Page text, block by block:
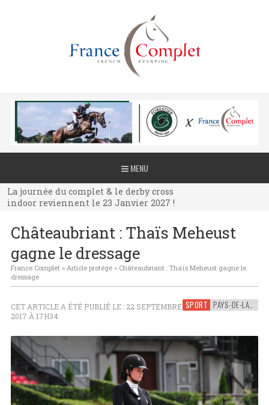
MENU
La journée du complet & le derby cross
indoor reviennent le 23 Janvier 2027 !
La journée du complet & le derby cross
indoor reviennent le 23 Janvier 2027 !
indoor reviennent le 23 Janvier 2027 !
Châteaubriant : Thaïs Meheust
gagne le dressage
France Complet» Article protégé» Châteaubriant : Thaïs Meheust gagne le
dressage
SPORT PAYS-DE-LA-LOIRE
CET ARTICLE A ÉTÉ PUBLIÉ LE : 22 SEPTEMBRE
2017 À 17H34